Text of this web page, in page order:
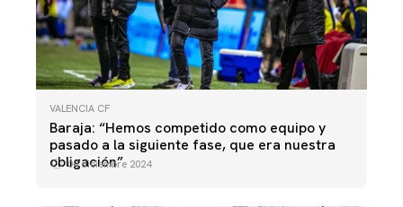
VALENCIA CF
Baraja: “Hemos competido como equipo y
pasado a la siguiente fase, que era nuestra
obligación”
04 diciembre 2024